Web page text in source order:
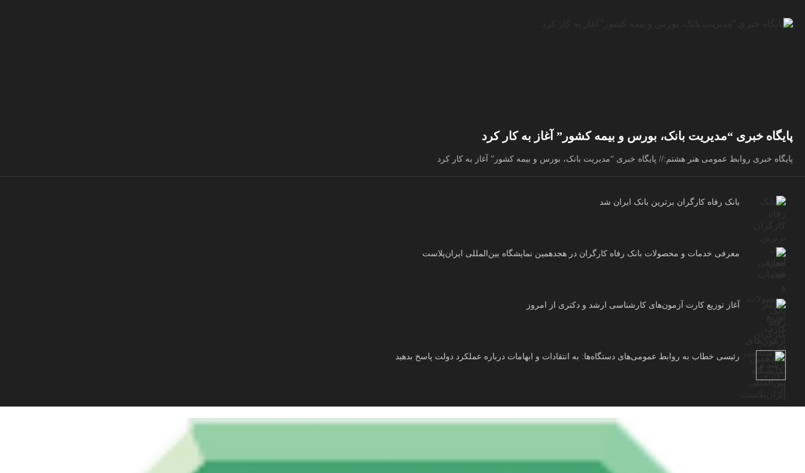
پایگاه خبری “مدیریت بانک، بورس و بیمه کشور” آغاز به کار کرد
پایگاه خبری روابط عمومی هنر هشتم:// پایگاه خبری “مدیریت بانک، بورس و بیمه کشور” آغاز به کار کرد
بانک رفاه کارگران برترین بانک ایران شد
معرفی خدمات و محصولات بانک رفاه کارگران در هجدهمین نمایشگاه بین‌المللی ایران‌پلاست
آغاز توزیع کارت آزمون‌های کارشناسی ارشد و دکتری از امروز
رئیسی خطاب به روابط عمومی‌های دستگاه‌ها: به انتقادات و ابهامات درباره عملکرد دولت پاسخ بدهید